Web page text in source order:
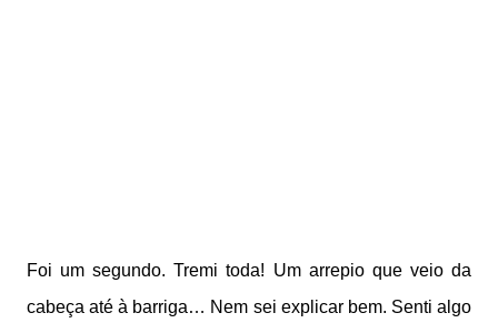
Foi um segundo. Tremi toda! Um arrepio que veio da
cabeça até à barriga… Nem sei explicar bem. Senti algo